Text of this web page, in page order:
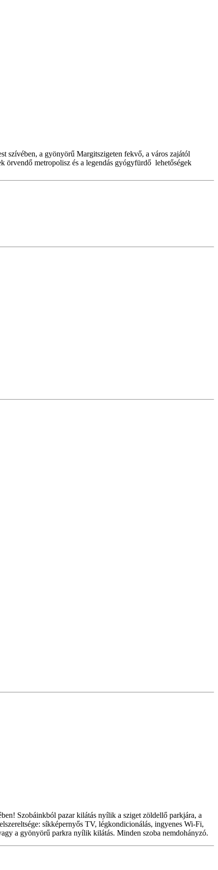
szívében, a gyönyörű Margitszigeten fekvő, a város zajától
örvendő metropolisz és a legendás gyógyfürdő lehetőségek
Szobáinkból pazar kilátás nyílik a sziget zöldellő parkjára, a
síkképernyős TV, légkondicionálás, ingyenes Wi-Fi,
a gyönyörű parkra nyílik kilátás. Minden szoba nemdohányzó.